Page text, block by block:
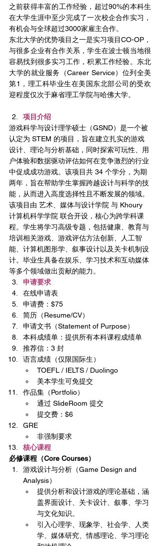
之前获得丰富的工作经验，超过90%的本科生
在大学生涯中至少完成了一次校企合作实习，
有机会与全球超过3000家雇主合作。
东北大学的优势项目之一是实习项目CO-OP，
与很多企业有合作关系，学生在波士顿当地很
容易找到很多实习工作，积累工作经验。东北
大学的就业服务（Career Service）位列全美
第1，理工科毕业生在美国东北部公司的受欢
迎程度仅次于麻省理工学院与哈佛大学。
项目介绍
游戏科学与设计理学硕士（GSND）是一个被
认定为 STEM 的项目，旨在建立扎实的游戏
设计、理论与分析基础，同时探索可玩性、用
户体验和数据驱动评估如何在竞争激烈的行业
中促成成功游戏。该项目共 34 个学分，为期
两年，旨在帮助学生掌握跨越设计与科学的技
能，从而进入高度选择性且不断发展的领域。
该项目由 艺术、媒体与设计学院 与 Khoury
计算机科学学院 联合开设，核心为跨学科课
程。学生将学习高级专题，包括健康、教育与
培训相关游戏、游戏评估方法创新、人工智
能、计算机图形学、叙事设计以及关卡机制设
计。毕业生具备在娱乐、学习技术和互动媒体
等多个领域做出贡献的能力。
申请要求
在线申请表
申请费：$75
简历（Resume/CV）
申请文书（Statement of Purpose）
本科成绩单：提供所有本科课程成绩单
推荐信：3 封
语言成绩（仅限国际生）
TOEFL / IELTS / Duolingo
美本学生可免提交
作品集（Portfolio）
通过 SlideRoom 提交
提交费：$6
GRE
非强制要求
核心课程
必修课程（Core Courses）
游戏设计与分析（Game Design and
Analysis）
提供分析和设计游戏的理论基础，涵
盖界面设计、关卡设计、叙事、学习
与文化知识。
引入心理学、现象学、社会学、人类
学、媒体研究、情感理论、学习理论